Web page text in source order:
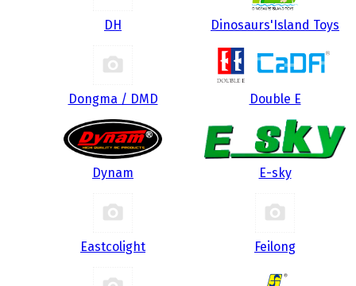
DH Dinosaurs'Island Toys
Dongma / DMD Double E
Dynam E-sky
Eastcolight Feilong